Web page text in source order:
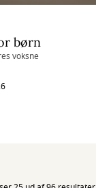
børn
voksne